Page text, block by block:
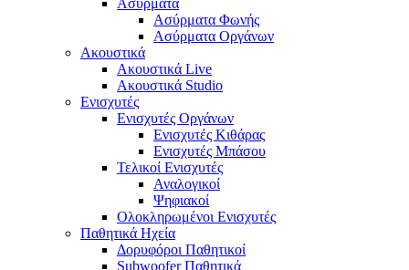
Ασύρματα
Ασύρματα Φωνής
Ασύρματα Οργάνων
Ακουστικά
Ακουστικά Live
Ακουστικά Studio
Ενισχυτές
Ενισχυτές Οργάνων
Ενισχυτές Κιθάρας
Ενισχυτές Μπάσου
Τελικοί Ενισχυτές
Αναλογικοί
Ψηφιακοί
Ολοκληρωμένοι Ενισχυτές
Παθητικά Ηχεία
Δορυφόροι Παθητικοί
Subwoofer Παθητικά